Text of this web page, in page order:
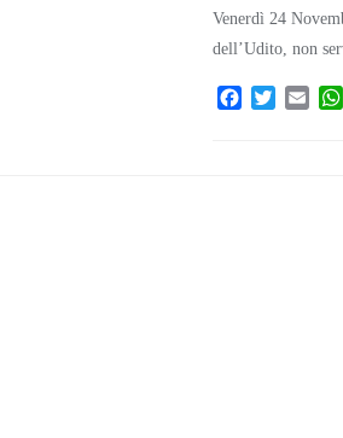
Venerdì 24
dell’Udito, non
FacebookTwitterEmail